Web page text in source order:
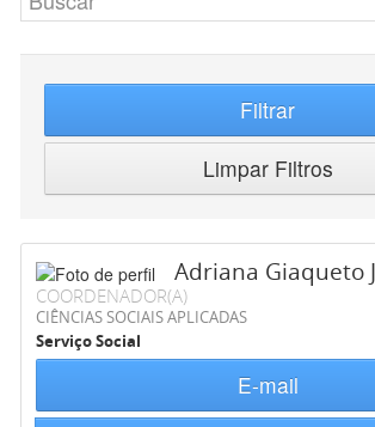
Filtrar
Limpar Filtros
Adriana Giaqueto
COORDENADOR(A)
CIÊNCIAS SOCIAIS APLICADAS
Serviço Social
E-mail